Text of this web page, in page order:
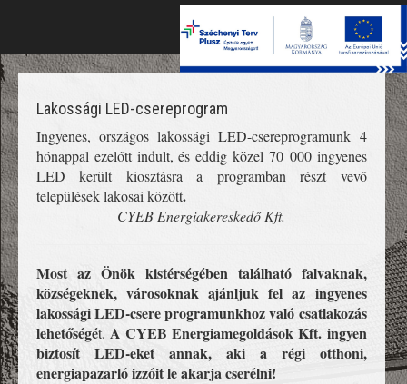
Lakossági LED-csereprogram
Ingyenes, országos lakossági LED-csereprogramunk 4
hónappal ezelőtt indult, és eddig közel 70 000 ingyenes
LED került kiosztásra a programban részt vevő
települések lakosai között.
CYEB Energiakereskedő Kft.
Most az Önök kistérségében található falvaknak,
községeknek, városoknak ajánljuk fel az ingyenes
lakossági LED-csere programunkhoz való csatlakozás
lehetőségét. A CYEB Energiamegoldások Kft. ingyen
biztosít LED-eket annak, aki a régi otthoni,
energiapazarló izzóit le akarja cserélni!